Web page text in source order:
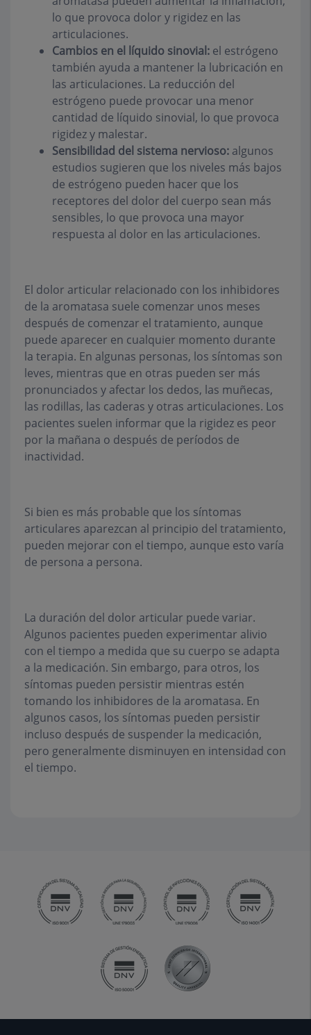
lo que provoca dolor y rigidez en las
articulaciones.
Cambios en el líquido sinovial: el estrógeno
también ayuda a mantener la lubricación en
las articulaciones. La reducción del
estrógeno puede provocar una menor
cantidad de líquido sinovial, lo que provoca
rigidez y malestar.
Sensibilidad del sistema nervioso: algunos
estudios sugieren que los niveles más bajos
de estrógeno pueden hacer que los
receptores del dolor del cuerpo sean más
sensibles, lo que provoca una mayor
respuesta al dolor en las articulaciones.
El dolor articular relacionado con los inhibidores
de la aromatasa suele comenzar unos meses
después de comenzar el tratamiento, aunque
puede aparecer en cualquier momento durante
la terapia. En algunas personas, los síntomas son
leves, mientras que en otras pueden ser más
pronunciados y afectar los dedos, las muñecas,
las rodillas, las caderas y otras articulaciones. Los
pacientes suelen informar que la rigidez es peor
por la mañana o después de períodos de
inactividad.
Si bien es más probable que los síntomas
articulares aparezcan al principio del tratamiento,
pueden mejorar con el tiempo, aunque esto varía
de persona a persona.
La duración del dolor articular puede variar.
Algunos pacientes pueden experimentar alivio
con el tiempo a medida que su cuerpo se adapta
a la medicación. Sin embargo, para otros, los
síntomas pueden persistir mientras estén
tomando los inhibidores de la aromatasa. En
algunos casos, los síntomas pueden persistir
incluso después de suspender la medicación,
pero generalmente disminuyen en intensidad con
el tiempo.